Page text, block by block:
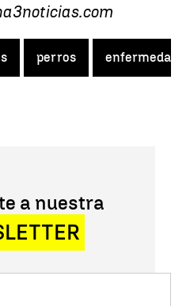
perros enfermedad
a nuestra